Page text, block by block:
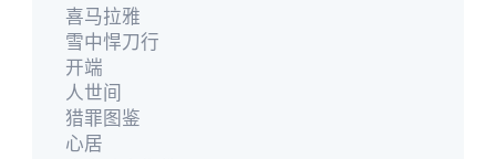
喜马拉雅
雪中悍刀行
开端
人世间
猎罪图鉴
心居